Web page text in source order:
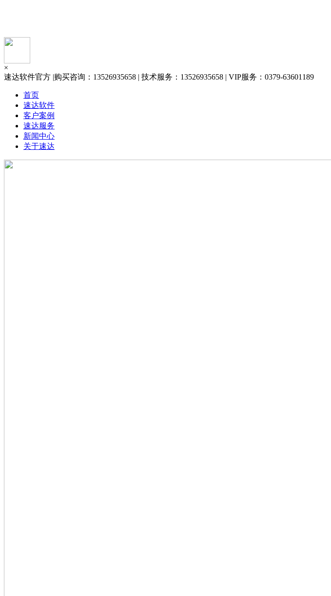
×
速达软件官方 |购买咨询：13526935658 | 技术服务：13526935658 | VIP服务：0379-63601189
首页
速达软件
客户案例
速达服务
新闻中心
关于速达